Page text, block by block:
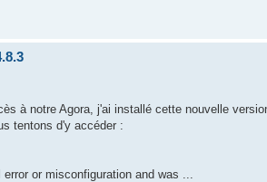
à notre Agora, j'ai installé cette nouvelle
tentons d'y accéder :
or misconfiguration and was ...